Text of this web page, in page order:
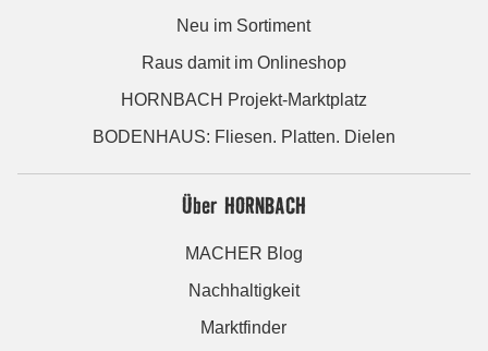
Neu im Sortiment
Raus damit im Onlineshop
HORNBACH Projekt-Marktplatz
BODENHAUS: Fliesen. Platten. Dielen
Über HORNBACH
MACHER Blog
Nachhaltigkeit
Marktfinder